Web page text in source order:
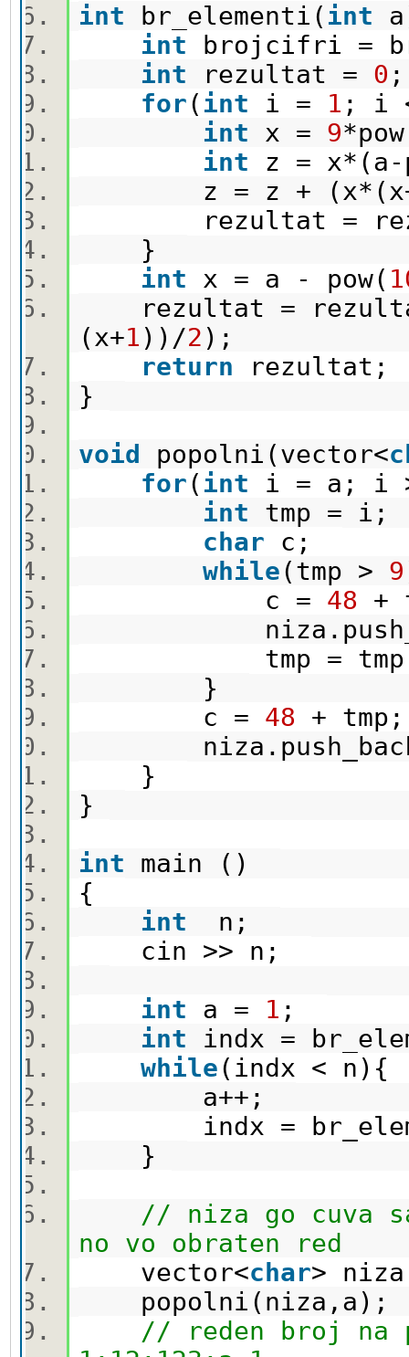
int br_elementi( int
int brojcifri =
int rezultat = 0
for( int i = 1 ; i
int x = 9
int z = x*(a-
z = z +
rezultat =
}
int x = a - pow(
rezultat =
(x+1 ))/2 );
return
}
void popolni(vector<
for( int i = a; i
int tmp =
char c;
while(tmp > 9
c = 48 +
tmp =
}
c = 48 +
}
}
int main ()
{
int n;
cin >> n;
int a = 1 ;
int indx =
while(indx <
a++;
indx =
}
// niza go cuva
no vo obraten red
vector<char>
// reden broj na